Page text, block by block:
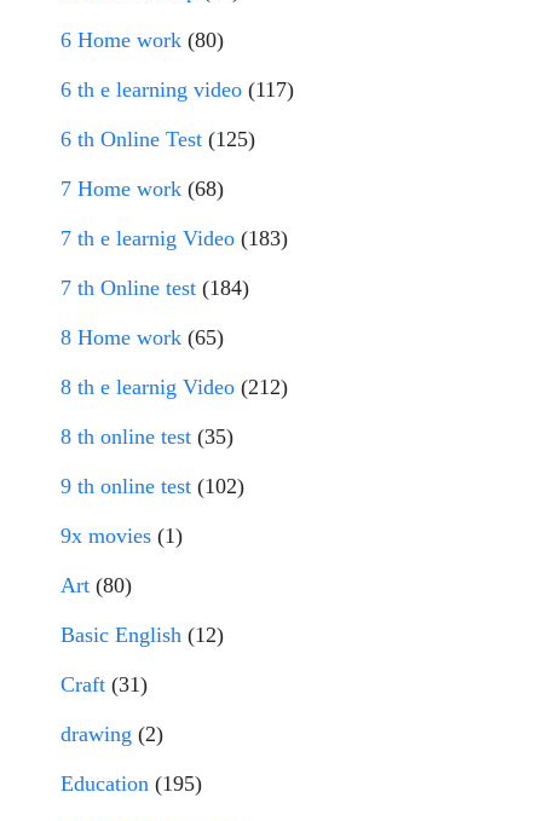
6 Home work (80)
6 th e learning video (117)
6 th Online Test (125)
7 Home work (68)
7 th e learnig Video (183)
7 th Online test (184)
8 Home work (65)
8 th e learnig Video (212)
8 th online test (35)
9 th online test (102)
9x movies (1)
Art (80)
Basic English (12)
Craft (31)
drawing (2)
Education (195)